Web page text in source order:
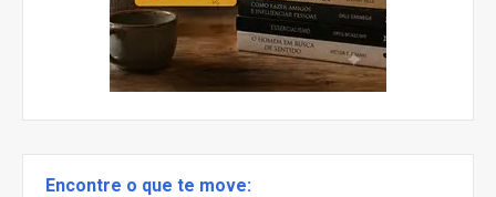
Encontre o que te move: